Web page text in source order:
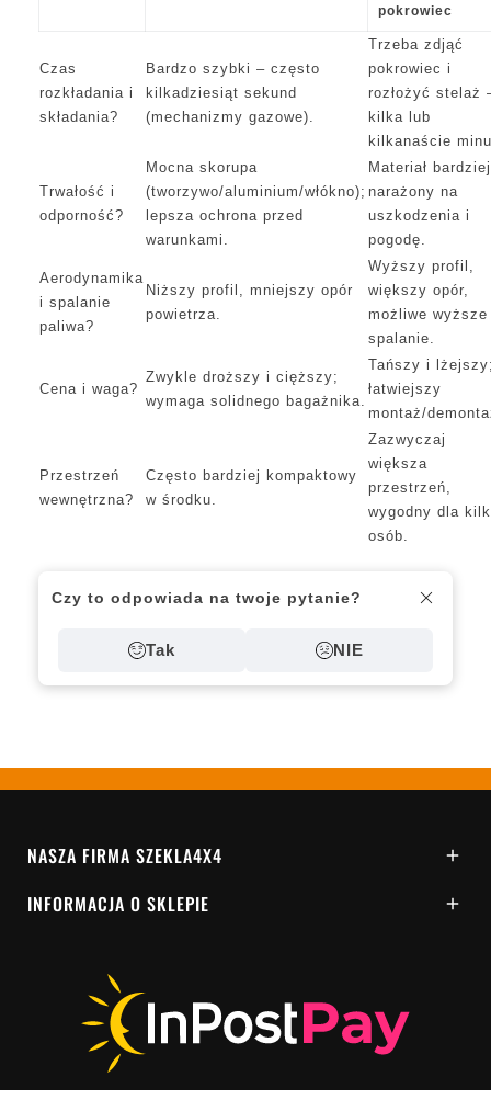
pokrowiec
Czas
rozkładania i
składania?
Bardzo szybki – często
kilkadziesiąt sekund
(mechanizmy gazowe).
Trzeba zdjąć
pokrowiec i
rozłożyć stelaż
kilka lub
kilkanaście
Trwałość i
odporność?
Mocna skorupa
(tworzywo/aluminium/włókno);
lepsza ochrona przed
warunkami.
Materiał bardziej
narażony na
uszkodzenia i
pogodę.
Aerodynamika
i spalanie
paliwa?
Niższy profil, mniejszy opór
powietrza.
Wyższy profil,
większy opór,
możliwe wyższe
spalanie.
Cena i waga?
Zwykle droższy i cięższy;
wymaga solidnego bagażnika.
Tańszy i
łatwiejszy
montaż/
Przestrzeń
wewnętrzna?
Często bardziej kompaktowy
w środku.
Zazwyczaj
większa
przestrzeń,
wygodny dla
osób.
Czy to odpowiada na twoje pytanie?
Tak NIE
NASZA FIRMA SZEKLA4X4 
INFORMACJA O SKLEPIE 